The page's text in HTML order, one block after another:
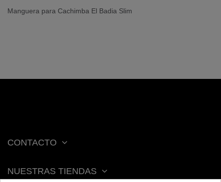
Manguera para Cachimba El Badia Slim
CONTACTO
NUESTRAS TIENDAS